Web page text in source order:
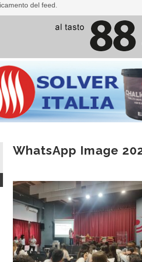
del feed.
WhatsApp Image